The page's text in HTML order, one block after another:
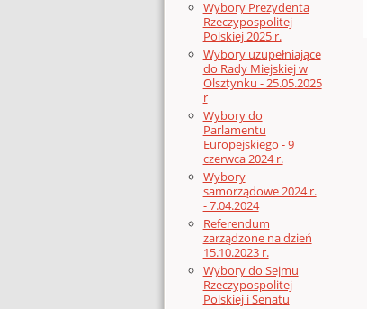
Wybory Prezydenta
Rzeczypospolitej
Polskiej 2025 r.
Wybory uzupełniające
do Rady Miejskiej w
Olsztynku - 25.05.2025
r
Wybory do
Parlamentu
Europejskiego - 9
czerwca 2024 r.
Wybory
samorządowe 2024 r.
- 7.04.2024
Referendum
zarządzone na dzień
15.10.2023 r.
Wybory do Sejmu
Rzeczypospolitej
Polskiej i Senatu